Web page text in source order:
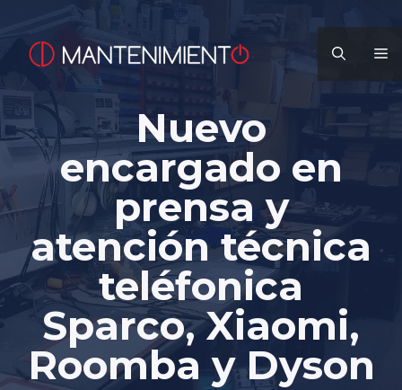
contenido
Nuevo
encargado en
prensa y
atención técnica
teléfonica
Sparco, Xiaomi,
Roomba y Dyson